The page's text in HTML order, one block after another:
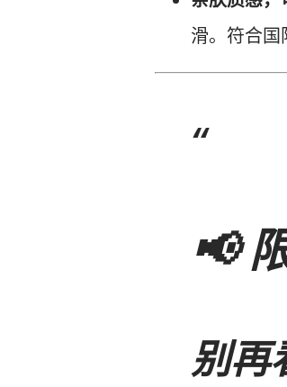
滑。符合国
📢
别再